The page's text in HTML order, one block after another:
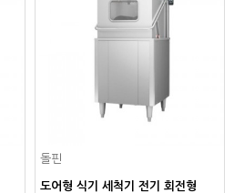
돌핀
도어형 식기 세척기 전기 회전형